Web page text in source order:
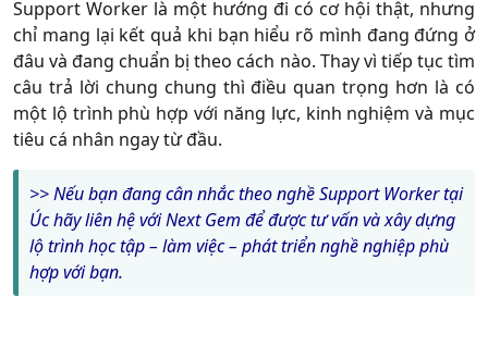
Support Worker là một hướng đi có cơ hội thật, nhưng
chỉ mang lại kết quả khi bạn hiểu rõ mình đang đứng ở
đâu và đang chuẩn bị theo cách nào. Thay vì tiếp tục tìm
câu trả lời chung chung thì điều quan trọng hơn là có
một lộ trình phù hợp với năng lực, kinh nghiệm và mục
tiêu cá nhân ngay từ đầu.
>> Nếu bạn đang cân nhắc theo nghề Support Worker tại
Úc hãy liên hệ với Next Gem để được tư vấn và xây dựng
lộ trình học tập – làm việc – phát triển nghề nghiệp phù
hợp với bạn.